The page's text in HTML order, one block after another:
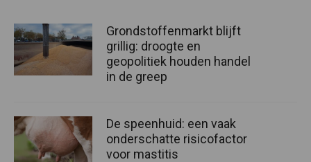
Grondstoffenmarkt blijft
grillig: droogte en
geopolitiek houden handel
in de greep
De speenhuid: een vaak
onderschatte risicofactor
voor mastitis